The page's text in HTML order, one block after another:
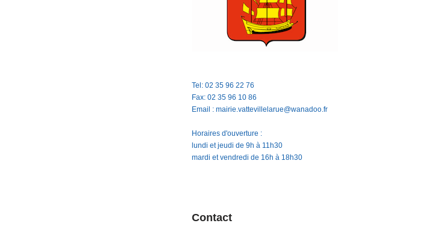
Tel: 02 35 96 22 76
Fax: 02 35 96 10 86
Email : mairie.vattevillelarue@wanadoo.fr
Horaires d'ouverture :
lundi et jeudi de 9h à 11h30
mardi et vendredi de 16h à 18h30
Contact